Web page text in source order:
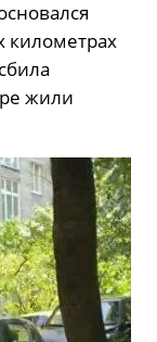
километрах
жили